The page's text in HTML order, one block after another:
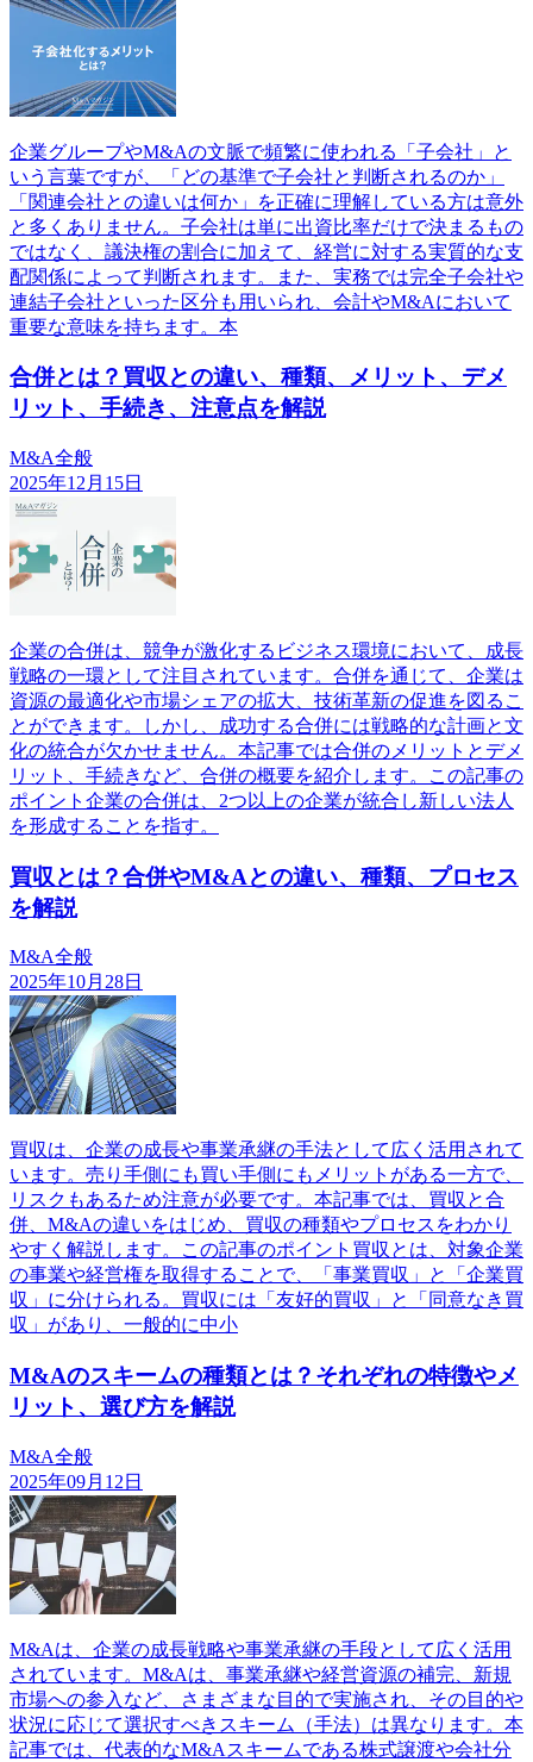
企業グループやM&Aの文脈で頻繁に使われる「子会社」と
いう言葉ですが、「どの基準で子会社と判断されるのか」
「関連会社との違いは何か」を正確に理解している方は意外
と多くありません。子会社は単に出資比率だけで決まるもの
ではなく、議決権の割合に加えて、経営に対する実質的な支
配関係によって判断されます。また、実務では完全子会社や
連結子会社といった区分も用いられ、会計やM&Aにおいて
重要な意味を持ちます。本
合併とは？買収との違い、種類、メリット、デメ
リット、手続き、注意点を解説
M&A全般
2025年12月15日
企業の合併は、競争が激化するビジネス環境において、成長
戦略の一環として注目されています。合併を通じて、企業は
資源の最適化や市場シェアの拡大、技術革新の促進を図るこ
とができます。しかし、成功する合併には戦略的な計画と文
化の統合が欠かせません。本記事では合併のメリットとデメ
リット、手続きなど、合併の概要を紹介します。この記事の
ポイント企業の合併は、2つ以上の企業が統合し新しい法人
を形成することを指す。
買収とは？合併やM&Aとの違い、種類、プロセス
を解説
M&A全般
2025年10月28日
買収は、企業の成長や事業承継の手法として広く活用されて
います。売り手側にも買い手側にもメリットがある一方で、
リスクもあるため注意が必要です。本記事では、買収と合
併、M&Aの違いをはじめ、買収の種類やプロセスをわかり
やすく解説します。この記事のポイント買収とは、対象企業
の事業や経営権を取得することで、「事業買収」と「企業買
収」に分けられる。買収には「友好的買収」と「同意なき買
収」があり、一般的に中小
M&Aのスキームの種類とは？それぞれの特徴やメ
リット、選び方を解説
M&A全般
2025年09月12日
M&Aは、企業の成長戦略や事業承継の手段として広く活用
されています。M&Aは、事業承継や経営資源の補完、新規
市場への参入など、さまざまな目的で実施され、その目的や
状況に応じて選択すべきスキーム（手法）は異なります。本
記事では、代表的なM&Aスキームである株式譲渡や会社分